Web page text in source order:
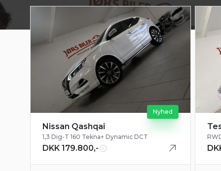
Nyhed
Nissan Qashqai
1,3 Dig-T 160 Tekna+ Dynamic DCT
DKK 179.800,-